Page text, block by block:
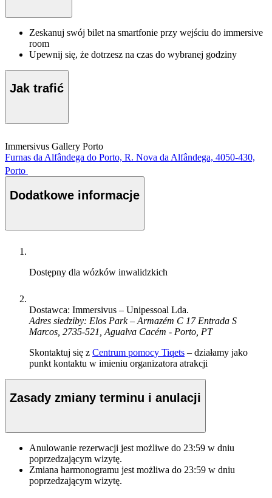
Zeskanuj swój bilet na smartfonie przy wejściu do immersive
room
Upewnij się, że dotrzesz na czas do wybranej godziny
Jak trafić
Immersivus Gallery Porto
Furnas da Alfândega do Porto, R. Nova da Alfândega, 4050-430,
Porto
Dodatkowe informacje
Dostępny dla wózków inwalidzkich
Dostawca: Immersivus – Unipessoal Lda.
Adres siedziby: Elos Park – Armazém C 17 Entrada S
Marcos, 2735-521, Agualva Cacém - Porto, PT
Skontaktuj się z Centrum pomocy Tiqets – działamy jako
punkt kontaktu w imieniu organizatora atrakcji
Zasady zmiany terminu i anulacji
Anulowanie rezerwacji jest możliwe do 23:59 w dniu
poprzedzającym wizytę.
Zmiana harmonogramu jest możliwa do 23:59 w dniu
poprzedzającym wizytę.